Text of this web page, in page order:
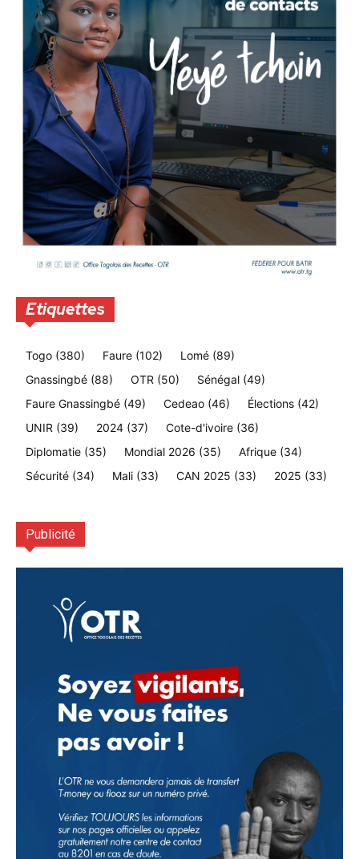
Etiquettes
Togo (380) Faure (102) Lomé (89)
Gnassingbé (88) OTR (50) Sénégal (49)
Faure Gnassingbé (49) Cedeao (46) Élections (42)
UNIR (39) 2024 (37) Cote-d'ivoire (36)
Diplomatie (35) Mondial 2026 (35) Afrique (34)
Sécurité (34) Mali (33) CAN 2025 (33) 2025 (33)
Publicité